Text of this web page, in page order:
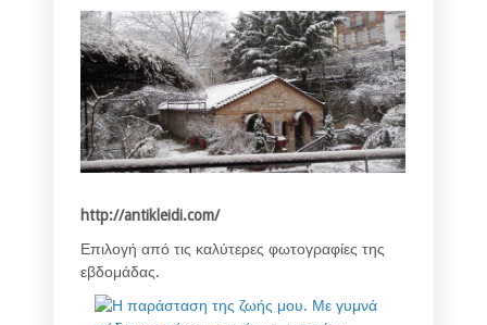
http://antikleidi.com/
Επιλογή από τις καλύτερες φωτογραφίες της
εβδομάδας.